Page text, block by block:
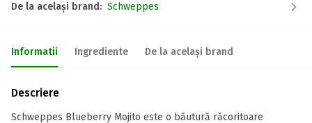
De la același brand: Schweppes
Informatii Ingrediente De la același brand
Descriere
Schweppes Blueberry Mojito este o băutură răcoritoare